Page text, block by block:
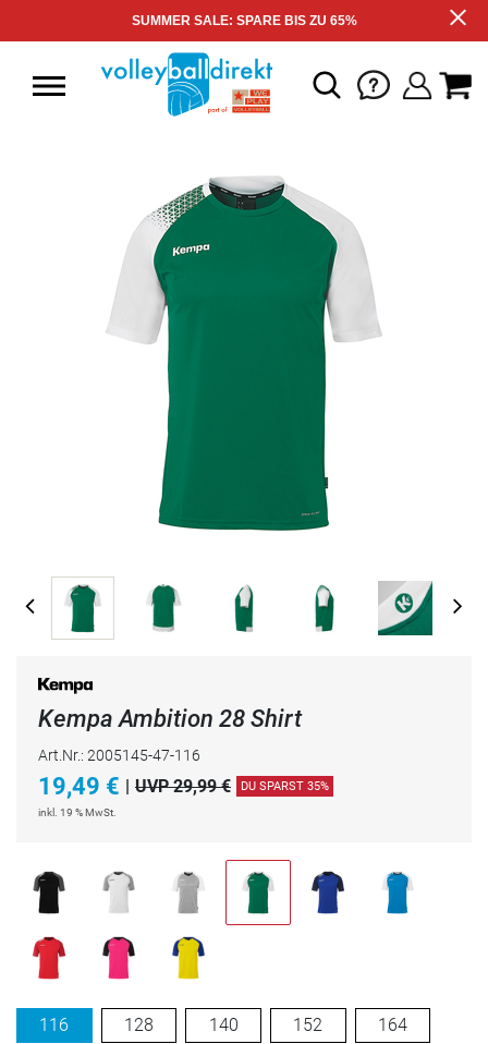
SUMMER SALE: SPARE BIS ZU 65%
Kempa Ambition 28 Shirt
Art.Nr.: 2005145-47-116
19,49 € | UVP 29,99 € DU SPARST 35%
inkl. 19 % MwSt.
116 128 140 152 164